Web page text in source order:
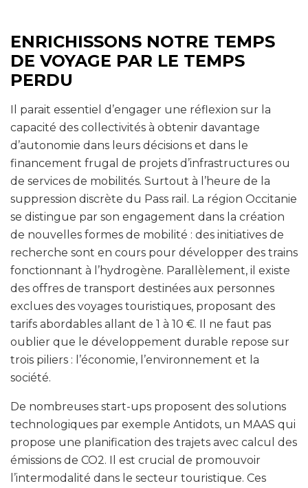
ENRICHISSONS NOTRE TEMPS
DE VOYAGE PAR LE TEMPS
PERDU
Il parait essentiel d’engager une réflexion sur la
capacité des collectivités à obtenir davantage
d’autonomie dans leurs décisions et dans le
financement frugal de projets d’infrastructures ou
de services de mobilités. Surtout à l’heure de la
suppression discrète du Pass rail. La région Occitanie
se distingue par son engagement dans la création
de nouvelles formes de mobilité : des initiatives de
recherche sont en cours pour développer des trains
fonctionnant à l’hydrogène. Parallèlement, il existe
des offres de transport destinées aux personnes
exclues des voyages touristiques, proposant des
tarifs abordables allant de 1 à 10 €. Il ne faut pas
oublier que le développement durable repose sur
trois piliers : l’économie, l’environnement et la
société.
De nombreuses start-ups proposent des solutions
technologiques par exemple Antidots, un MAAS qui
propose une planification des trajets avec calcul des
émissions de CO2. Il est crucial de promouvoir
l’intermodalité dans le secteur touristique. Ces